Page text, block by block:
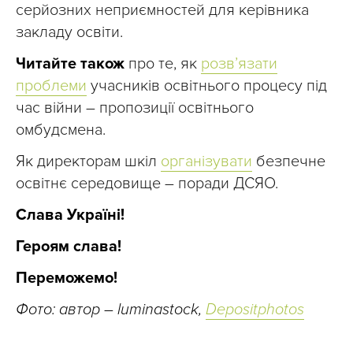
серйозних неприємностей для керівника
закладу освіти.
Читайте також про те, як розв’язати
проблеми учасників освітнього процесу під
час війни – пропозиції освітнього
омбудсмена.
Як директорам шкіл організувати безпечне
освітнє середовище – поради ДСЯО.
Слава Україні!
Героям слава!
Переможемо!
Фото: автор – luminastock, Depositphotos